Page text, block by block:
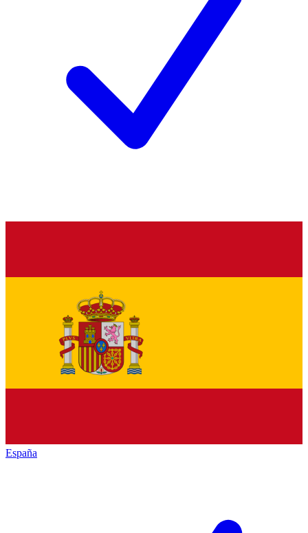
España